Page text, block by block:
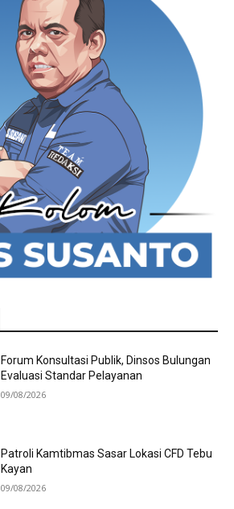
Forum Konsultasi Publik, Dinsos Bulungan
Evaluasi Standar Pelayanan
09/08/2026
Patroli Kamtibmas Sasar Lokasi CFD Tebu
Kayan
09/08/2026